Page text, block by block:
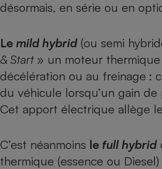
désormais, en série ou en
Le mild hybrid(ou semi
& Start » un moteur
décélération ou au freinage :
du véhicule lorsqu’un gain
Cet apport électrique allège
C’est néanmoins le full hybrid
thermique (essence ou
Tous les comparateurs
Speedtest -
connexion